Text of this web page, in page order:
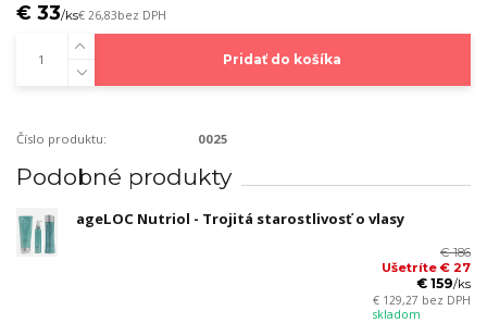
€ 33/ks€ 26,83bez DPH
Pridať do košíka
Číslo produktu: 0025
Podobné produkty
ageLOC Nutriol - Trojitá starostlivosť o vlasy
€ 186
Ušetríte € 27
€ 159/ks
€ 129,27 bez DPH
skladom